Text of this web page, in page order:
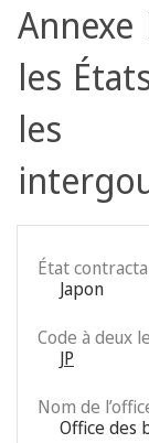
les
les
État
Japon
Code à deux
JP
Nom de
Office des